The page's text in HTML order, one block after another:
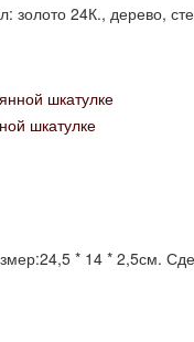
золото 24К., дерево,
шкатулке
* 14 * 2,5см.